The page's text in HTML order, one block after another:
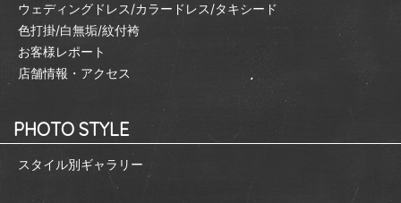
ウェディングドレス/カラードレス/タキシード
色打掛/白無垢/紋付袴
お客様レポート
店舗情報・アクセス
PHOTO STYLE
スタイル別ギャラリー